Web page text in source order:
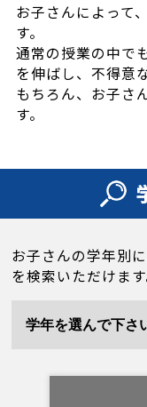
お子さんによって
す。
通常の授業の中で
を伸ばし、不得意
もちろん、お子さ
す。
お子さんの学年別
を検索いただけます